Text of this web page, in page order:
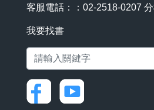
客服電話：：02-2518-0207
我要找書